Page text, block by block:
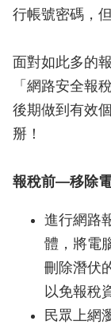
行帳號密碼，
面對如此多的
「網路安全報
後期做到有效
掰！
報稅前—移除
進行網路
體，將電
刪除潛伏
以免報稅
民眾上網